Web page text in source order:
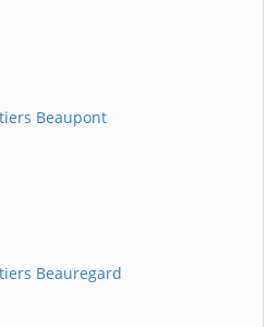
Beaupont
Beauregard